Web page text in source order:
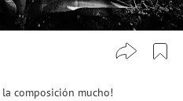
composición mucho!